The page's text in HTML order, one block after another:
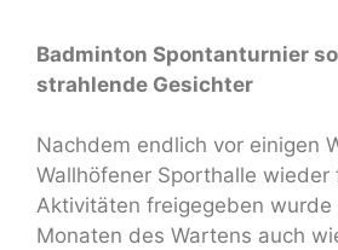
Badminton Spontanturnier
strahlende Gesichter
Nachdem endlich vor einigen
Wallhöfener Sporthalle wieder
Aktivitäten freigegeben wurde
Monaten des Wartens auch